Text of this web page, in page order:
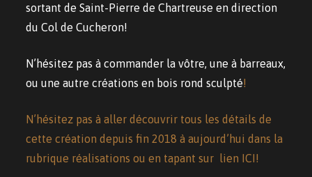
sortant de Saint-Pierre de Chartreuse en direction
du Col de Cucheron!
N’hésitez pas à commander la vôtre, une à barreaux,
ou une autre créations en bois rond sculpté!
N’hésitez pas à aller découvrir tous les détails de
cette création depuis fin 2018 à aujourd’hui dans la
rubrique réalisations ou en tapant sur lien ICI!